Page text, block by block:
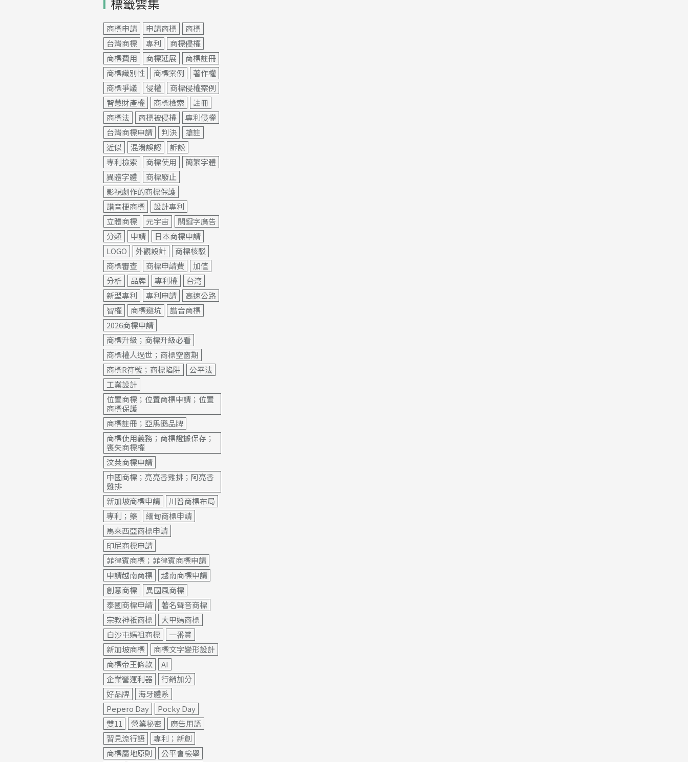
商標申請 申請商標
商標
台灣商標
專利
商標侵權
商標費用
商標延展
商標註冊
商標識別性
商標案例
著作權
商標爭議
侵權
商標侵權案例
智慧財產權
商標檢索
註冊
商標法
商標被侵權
專利侵權
台灣商標申請
判決
搶註
近似
混淆誤認
訴訟
專利檢索
商標使用
簡繁字體
異體字體
商標廢止
影視劇作的商標保護
諧音梗商標
設計專利
立體商標
元宇宙
關鍵字廣告
分類
申請
日本商標申請
LOGO
外觀設計
商標核駁
商標審查
商標申請費
加值
分析
品牌 專利權
台湾
新型專利
專利申請
高速公路
智權
商標避坑
諧音商標
2026商標申請
商標升級；商標升級必看
商標權人過世；商標空窗期
商標R符號；商標陷阱
公平法
工業設計
位置商標；位置商標申請；位置
商標保護
商標註冊；亞馬遜品牌
商標使用義務；商標證據保存；
喪失商標權
汶萊商標申請
中國商標；亮亮香雞排；阿亮香
雞排
新加坡商標申請
川普商標布局
專利；藥
緬甸商標申請
馬來西亞商標申請
印尼商標申請
菲律賓商標；菲律賓商標申請
申請越南商標
越南商標申請
創意商標
異國風商標
泰國商標申請
著名聲音商標
宗教神祇商標
大甲媽商標
白沙屯媽祖商標
一番賞
新加坡商標
商標文字變形設計
商標帝王條款
AI
企業營運利器
行銷加分
好品牌
海牙體系
Pepero Day
Pocky Day
雙11
營業秘密
廣告用語
習見流行語
專利；新創
商標屬地原則
公平會檢舉